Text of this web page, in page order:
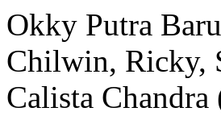
Okky Putra
Chilwin, Ricky,
Calista Chandra